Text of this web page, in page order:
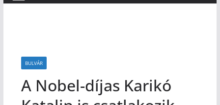
BULVÁR
A Nobel-díjas Karikó